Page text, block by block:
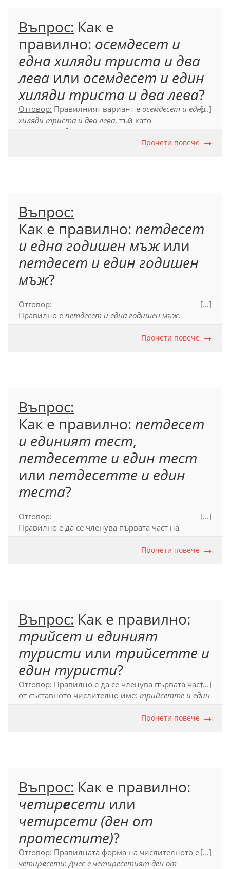
Въпрос: Как е
правилно: осемдесет и
една хиляди триста и два
лева или осемдесет и един
хиляди триста и два лева?
Отговор: Правилният вариант е осемдесет и една
хиляди триста и два лева, тъй като
една
осемдесет и една хиляди триста и двасе съгласува
[...]
Прочети повече
Въпрос:
Как е правилно: петдесет
и една годишен мъжили
петдесет и един годишен
мъж?
Отговор:
Правилно е петдесет и една годишен мъж.
година, а не с думата
[...]
Прочети повече
Въпрос:
Как е правилно: петдесет
и единият тест,
петдесетте и един тест
или петдесетте и един
теста?
Отговор:
Правилно е да се членува първата част на
петдесетте и един
19.2.3.
[...]
Прочети повече
Въпрос: Как е правилно:
трийсет и единият
туристи или трийсетте и
един туристи?
Отговор: Правилно е да се членува първата част
от съставното числително име: трийсетте и един
[...]
Прочети повече
Въпрос: Как е правилно:
четиресети или
четирсети (ден от
протестите)?
Отговор: Правилната форма на числителното е
четиресети:Днес е четиресетият ден от
[...]